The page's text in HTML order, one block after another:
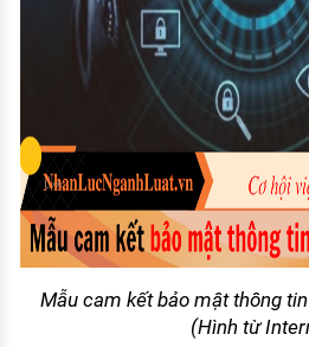
Mẫu cam kết bảo mật thông
(Hình từ